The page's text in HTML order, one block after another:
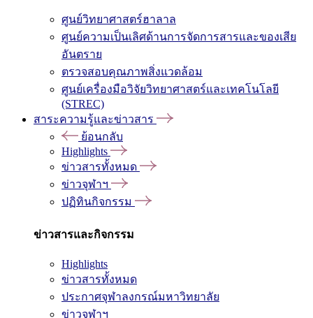
ศูนย์วิทยาศาสตร์ฮาลาล
ศูนย์ความเป็นเลิศด้านการจัดการสารและของเสีย
อันตราย
ตรวจสอบคุณภาพสิ่งแวดล้อม
ศูนย์เครื่องมือวิจัยวิทยาศาสตร์และเทคโนโลยี
(STREC)
สาระความรู้และข่าวสาร
ย้อนกลับ
Highlights
ข่าวสารทั้งหมด
ข่าวจุฬาฯ
ปฏิทินกิจกรรม
ข่าวสารและกิจกรรม
Highlights
ข่าวสารทั้งหมด
ประกาศจุฬาลงกรณ์มหาวิทยาลัย
ข่าวจุฬาฯ